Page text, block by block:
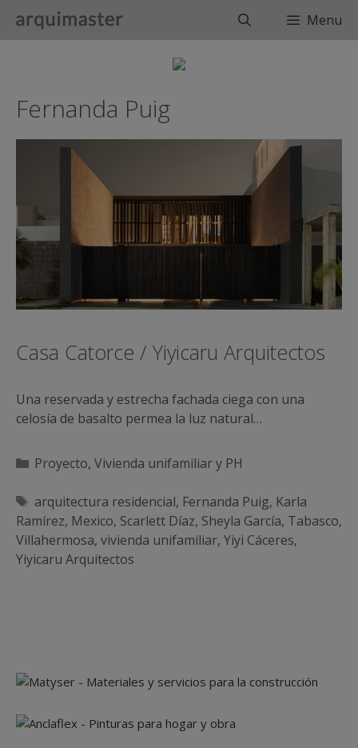
BuscarMenu
Fernanda Puig
Casa Catorce / Yiyicaru Arquitectos
Una reservada y estrecha fachada ciega con una
celosía de basalto permea la luz natural…
Categorías
Proyecto, Vivienda unifamiliar y PH
Etiquetas
arquitectura residencial, Fernanda Puig, Karla
Ramírez, Mexico, Scarlett Díaz, Sheyla García, Tabasco,
Villahermosa, vivienda unifamiliar, Yiyi Cáceres,
Yiyicaru Arquitectos